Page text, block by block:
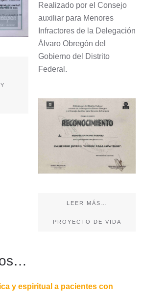
Realizado por el Consejo
auxiliar para Menores
Infractores de la Delegación
Álvaro Obregón del
Gobierno del Distrito
Federal.
LEER MÁS…
PROYECTO DE VIDA
y espiritual a pacientes con